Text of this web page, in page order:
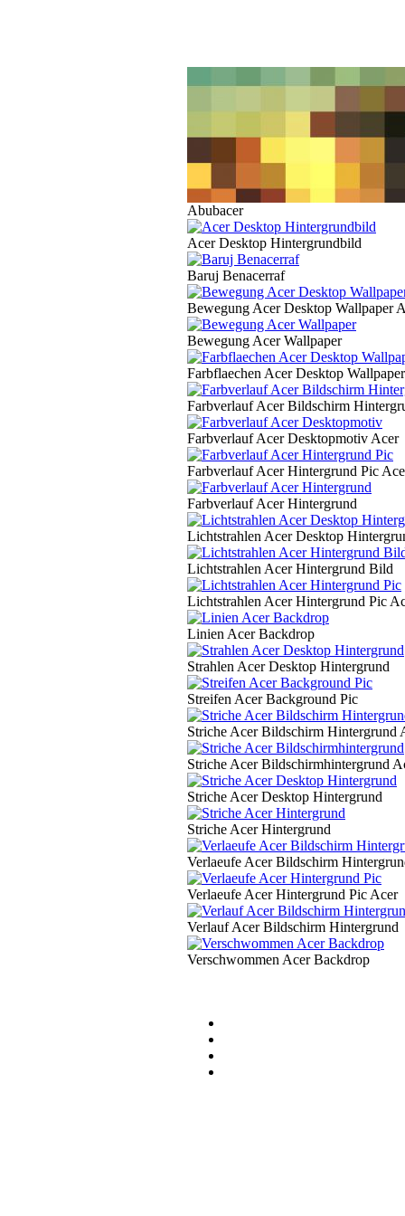
Abubacer
Acer Desktop Hintergrundbild
Baruj Benacerraf
Bewegung Acer Desktop Wallpaper
Bewegung Acer Wallpaper
Farbflaechen Acer Desktop Wallpaper
Farbverlauf Acer Bildschirm
Farbverlauf Acer Desktopmotiv Acer
Farbverlauf Acer Hintergrund Pic
Farbverlauf Acer Hintergrund
Lichtstrahlen Acer Desktop
Lichtstrahlen Acer Hintergrund Bild
Lichtstrahlen Acer Hintergrund Pic
Linien Acer Backdrop
Strahlen Acer Desktop Hintergrund
Streifen Acer Background Pic
Striche Acer Bildschirm Hintergrund
Striche Acer Bildschirmhintergrund
Striche Acer Desktop Hintergrund
Striche Acer Hintergrund
Verlaeufe Acer Bildschirm
Verlaeufe Acer Hintergrund Pic Acer
Verlauf Acer Bildschirm Hintergrund
Verschwommen Acer Backdrop